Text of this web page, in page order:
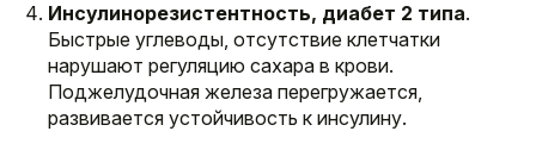
Инсулинорезистентность, диабет 2 типа.
Быстрые углеводы, отсутствие клетчатки
нарушают регуляцию сахара в крови.
Поджелудочная железа перегружается,
развивается устойчивость к инсулину.